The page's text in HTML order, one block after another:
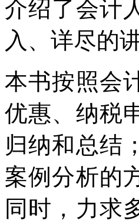
介绍了会计
入、详尽的
本书按照会
优惠、纳税
归纳和总结
案例分析的
同时，力求